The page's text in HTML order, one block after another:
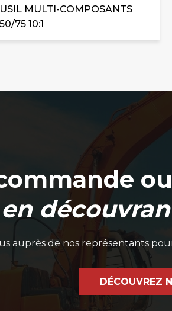
MULTI-COMPOSANTS
75 10:1
en
auprès de nos représentants
DÉCOUVREZ